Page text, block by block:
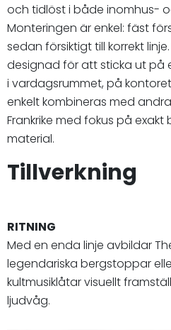
och tidlöst i både inomhus-
Monteringen är enkel: fäst
sedan försiktigt till korrekt
designad för att sticka ut på
i vardagsrummet, på
enkelt kombineras med
Frankrike med fokus på
material.
Tillverkning
RITNING
Med en enda linje avbildar
legendariska bergstoppar
kultmusiklåtar visuellt
ljudvåg.